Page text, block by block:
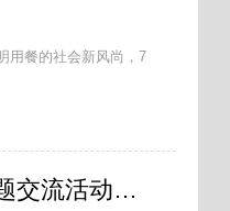
用餐的社会新风尚，7
2026香港演艺博览内地演艺项目征集及专题交流活动（上海站）圆满举行